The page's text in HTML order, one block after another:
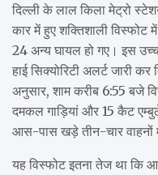
दिल्ली के लाल किला मेट्रो
कार में हुए शक्तिशाली
24 अन्य घायल हो गए। इस
हाई सिक्योरिटी अलर्ट जारी
अनुसार, शाम करीब 6:55 बजे
दमकल गाड़ियां और 15 कैट
आस-पास खड़े तीन-चार वाहनों
यह विस्फोट इतना तेज था कि